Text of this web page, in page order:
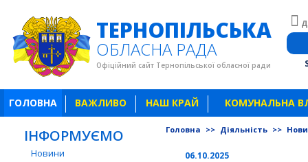
ТЕРНОПІЛЬСЬКА
ОБЛАСНА РАДА
Офіційний сайт Тернопільської обласної ради
ГОЛОВНА ВАЖЛИВО НАШ КРАЙ КОМУНАЛЬНА
ІНФОРМУЄМО
Новини
Головна >> Діяльність >>
06.10.2025